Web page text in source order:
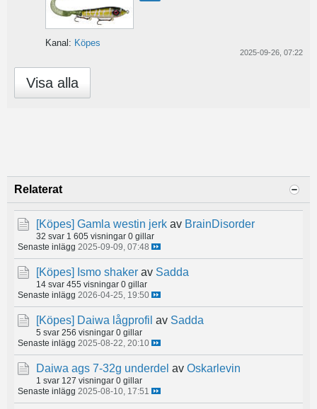
Kanal: Köpes
2025-09-26, 07:22
Visa alla
Relaterat
[Köpes] Gamla westin jerk av BrainDisorder
32 svar 1 605 visningar 0 gillar
Senaste inlägg 2025-09-09, 07:48
[Köpes] Ismo shaker av Sadda
14 svar 455 visningar 0 gillar
Senaste inlägg 2026-04-25, 19:50
[Köpes] Daiwa lågprofil av Sadda
5 svar 256 visningar 0 gillar
Senaste inlägg 2025-08-22, 20:10
Daiwa ags 7-32g underdel av Oskarlevin
1 svar 127 visningar 0 gillar
Senaste inlägg 2025-08-10, 17:51